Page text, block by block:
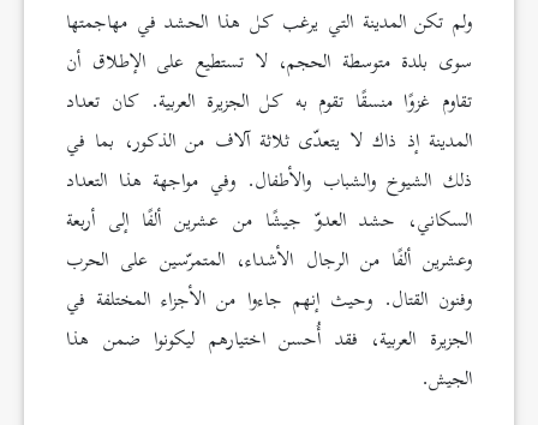
ولم تكن المدينة التي يرغب كل هذا الحشد في مهاجمتها
سوى بلدة متوسطة الحجم، لا تستطيع على الإطلاق أن
تقاوم غزوًا منسقًا تقوم به كل الجزيرة العربية. كان تعداد
المدينة إذ ذاك لا يتعدّى ثلاثة آلاف من الذكور، بما في
ذلك الشيوخ والشباب والأطفال. وفي مواجهة هذا التعداد
السكاني، حشد العدوّ جيشًا من عشرين ألفًا إلى أربعة
وعشرين ألفًا من الرجال الأشداء، المتمرّسين على الحرب
وفنون القتال. وحيث إنهم جاءوا من الأجزاء المختلفة في
الجزيرة العربية، فقد أُحسن اختيارهم ليكونوا ضمن هذا
الجيش.